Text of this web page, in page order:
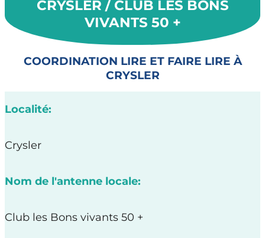
CRYSLER / CLUB LES BONS
VIVANTS 50 +
COORDINATION LIRE ET FAIRE LIRE À
CRYSLER
Localité:
Crysler
Nom de l'antenne locale:
Club les Bons vivants 50 +